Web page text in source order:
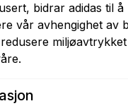
bidrar adidas til å
vår avhengighet av